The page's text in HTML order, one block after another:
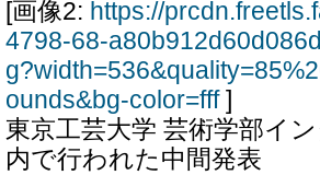
[画像2: https://
4798-68-
ounds&bg-color=fff]
東京工芸大学 芸術学部イ
内で行われた中間発表